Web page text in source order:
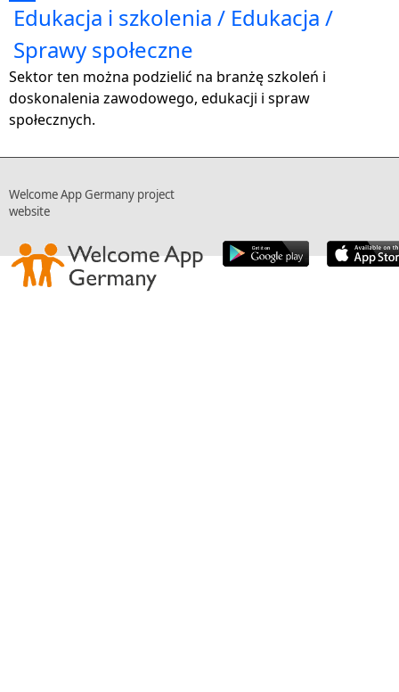
Edukacja i szkolenia / Edukacja /
Sprawy społeczne
Sektor ten można podzielić na branżę szkoleń i
doskonalenia zawodowego, edukacji i spraw
społecznych.
Welcome App Germany project
website